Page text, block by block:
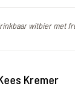
witbier met
Kremer